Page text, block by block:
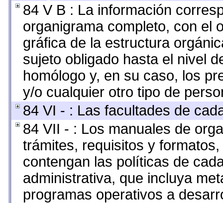
84 V B : La información
organigrama completo, con el
gráfica de la estructura
sujeto obligado hasta el nivel
homólogo y, en su caso, los
y/o cualquier otro tipo de
84 VI - : Las facultades de
84 VII - : Los manuales de
trámites, requisitos y
contengan las políticas de
administrativa, que incluya
programas operativos a